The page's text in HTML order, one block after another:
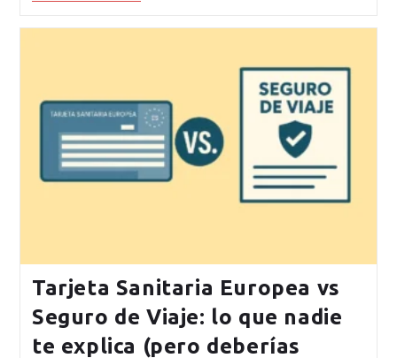
Tarjeta Sanitaria Europea vs
Seguro de Viaje: lo que nadie
te explica (pero deberías